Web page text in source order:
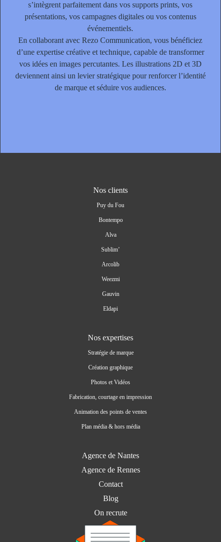
s’intègrent parfaitement dans vos supports prints, vos
présentations, vos campagnes digitales ou vos contenus
événementiels.
En collaborant avec Rezo Communication, vous bénéficiez
d’une expertise créative et technique, capable de transformer
vos idées en images percutantes. Les illustrations 2D et 3D
deviennent ainsi un levier stratégique pour renforcer l’identité
de marque et séduire vos audiences.
Nos clients
Puy du Fou
Bontempo
Alva
Sublim’
Arcolib
Weezmi
Gauvin
Eldapi
Nos expertises
Stratégie de marque
Création graphique
Photos et Vidéos
Fabrication, courtage en impression
Animation des points de ventes
Plan média & hors média
Agence de Nantes
Agence de Rennes
Contact
Blog
On recrute